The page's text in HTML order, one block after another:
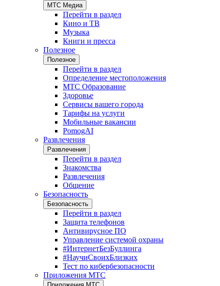
МТС Медиа
Перейти в раздел
Кино и ТВ
Музыка
Книги и пресса
Полезное
Полезное
Перейти в раздел
Определение местоположения
МТС Образование
Здоровье
Сервисы вашего города
Тарифы на услуги
Мобильные вакансии
PomogAI
Развлечения
Развлечения
Перейти в раздел
Знакомства
Развлечения
Общение
Безопасность
Безопасность
Перейти в раздел
Защита телефонов
Антивирусное ПО
Управление системой охраны
#ИнтернетБезБуллинга
#НаучиСвоихБлизких
Тест по кибербезопасности
Приложения МТС